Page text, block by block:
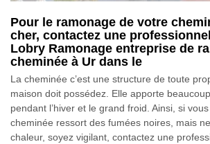
Pour le ramonage de votre
cher, contactez une
Lobry Ramonage entreprise de
cheminée à Ur dans le
La cheminée c’est une structure de toute
maison doit possédez. Elle apporte
pendant l’hiver et le grand froid. Ainsi, si
cheminée ressort des fumées noires, mais
chaleur, soyez vigilant, contactez une